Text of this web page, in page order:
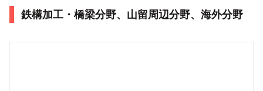
鉄構加工・橋梁分野、山留周辺分野、海外分野